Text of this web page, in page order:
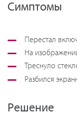
Симптомы
Перестал
На
Треснуло
Разбился
Решение